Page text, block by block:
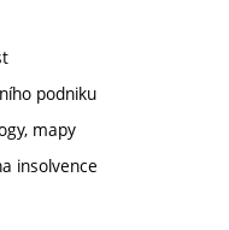
podniku
mapy
insolvence